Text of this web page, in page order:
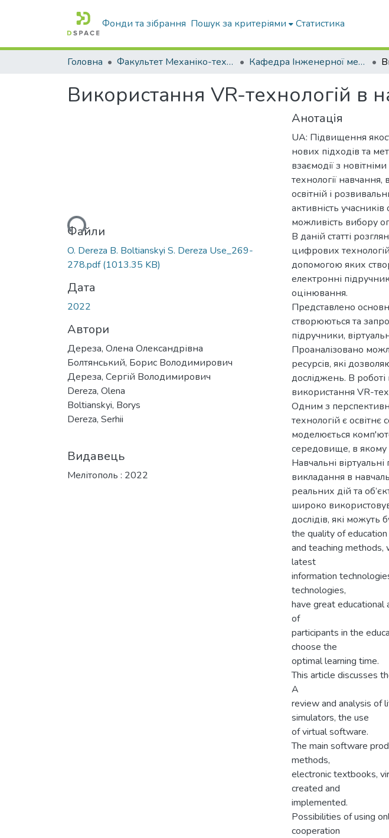
Фонди та зібрання Пошук за критеріями Статистика
Головна Факультет Механіко-технологічний Кафедра Інженерної механіки та комп'ютерного проектування
Використання VR-технологій в
Вантажиться...
Файли
O. Dereza B. Boltianskyi S. Dereza Use_269-
278.pdf(1013.35 KB)
Дата
2022
Автори
Дереза, Олена Олександрівна
Болтянський, Борис Володимирович
Дереза, Сергій Володимирович
Dereza, Olena
Boltianskyi, Borys
Dereza, Serhii
Видавець
Мелітополь : 2022
Анотація
UA: Підвищення
нових підходів та
взаємодії з
технології
освітній і
активність
можливість вибору
В даній статті
цифрових
допомогою яких
електронні
оцінювання.
Представлено
створюються та
підручники,
Проаналізовано
ресурсів, які
досліджень. В роботі
використання VR-
Одним з
технологій є
моделюється
середовище, в якому
Навчальні
викладання в
реальних дій та
широко
дослідів, які можуть
the quality of
and teaching methods,
latest
information
technologies,
have great
of
participants in the
choose the
optimal learning time.
This article discusses
A
review and analysis of
simulators, the use
of virtual software.
The main software
methods,
electronic textbooks,
created and
implemented.
Possibilities of using
cooperation